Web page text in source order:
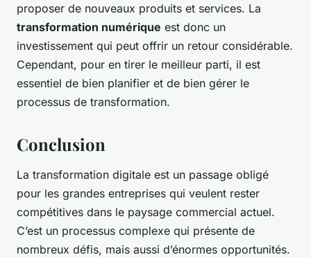
proposer de nouveaux produits et services. La
transformation numérique est donc un
investissement qui peut offrir un retour considérable.
Cependant, pour en tirer le meilleur parti, il est
essentiel de bien planifier et de bien gérer le
processus de transformation.
Conclusion
La transformation digitale est un passage obligé
pour les grandes entreprises qui veulent rester
compétitives dans le paysage commercial actuel.
C’est un processus complexe qui présente de
nombreux défis, mais aussi d’énormes opportunités.